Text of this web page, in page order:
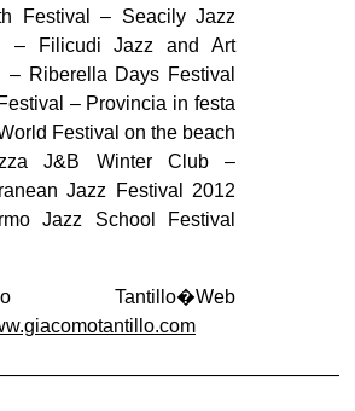
Festival – Seacily Jazz
– Filicudi Jazz and Art
– Riberella Days Festival
– Provincia in festa
Festival on the beach
J&B Winter Club –
Jazz Festival 2012
Jazz School Festival
Tantillo�Web